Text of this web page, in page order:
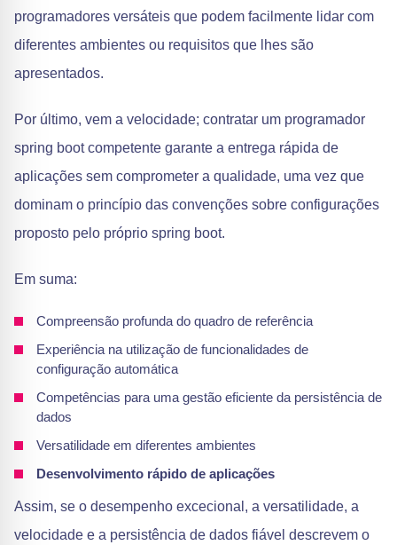
programadores versáteis que podem facilmente lidar com
diferentes ambientes ou requisitos que lhes são
apresentados.
Por último, vem a velocidade; contratar um programador
spring boot competente garante a entrega rápida de
aplicações sem comprometer a qualidade, uma vez que
dominam o princípio das convenções sobre configurações
proposto pelo próprio spring boot.
Em suma:
Compreensão profunda do quadro de referência
Experiência na utilização de funcionalidades de
configuração automática
Competências para uma gestão eficiente da persistência de
dados
Versatilidade em diferentes ambientes
Desenvolvimento rápido de aplicações
Assim, se o desempenho excecional, a versatilidade, a
velocidade e a persistência de dados fiável descrevem o